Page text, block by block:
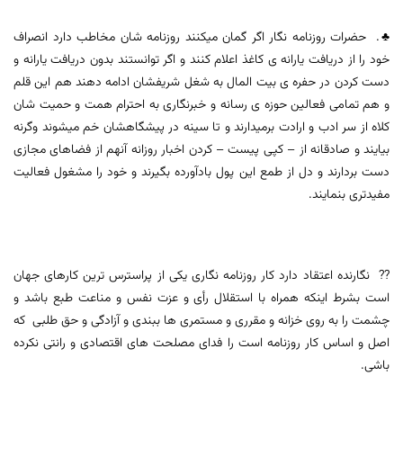
♣️. حضرات روزنامه نگار اگر گمان میکنند روزنامه شان مخاطب دارد انصراف
خود را از دریافت یارانه ی کاغذ اعلام کنند و اگر توانستند بدون دریافت یارانه و
دست کردن در حفره ی بیت المال به شغل شریفشان ادامه دهند هم این قلم
و هم تمامی فعالین حوزه ی رسانه و خبرنگاری به احترام همت و حمیت شان
کلاه از سر ادب و ارادت برمیدارند و تا سینه در پیشگاهشان خم میشوند وگرنه
بیایند و صادقانه از – کپی پیست – کردن اخبار روزانه آنهم از فضاهای مجازی
دست بردارند و دل از طمع این پول بادآورده بگیرند و خود را مشغول فعالیت
مفیدتری بنمایند.
?? نگارنده اعتقاد دارد کار روزنامه نگاری یکی از پراسترس ترین کارهای جهان
است بشرط اینکه همراه با استقلال رأی و عزت نفس و مناعت طبع باشد و
چشمت را به روی خزانه و مقرری و مستمری ها ببندی و آزادگی و حق طلبی که
اصل و اساس کار روزنامه است را فدای مصلحت های اقتصادی و رانتی نکرده
باشی.